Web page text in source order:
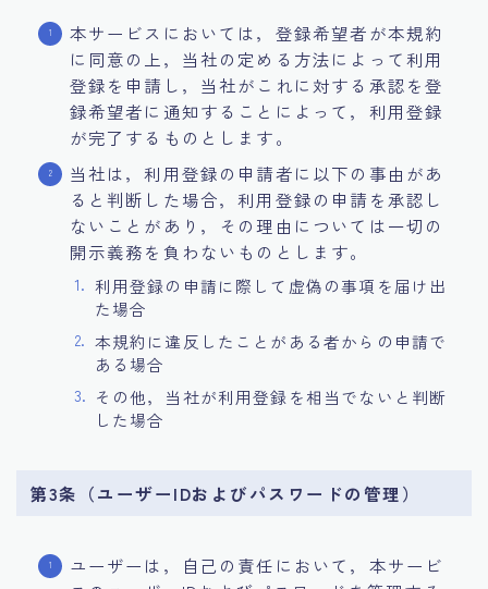
本サービスにおいては，登録希望者が本規約
に同意の上，当社の定める方法によって利用
登録を申請し，当社がこれに対する承認を登
録希望者に通知することによって，利用登録
が完了するものとします。
当社は，利用登録の申請者に以下の事由があ
ると判断した場合，利用登録の申請を承認し
ないことがあり，その理由については一切の
開示義務を負わないものとします。
利用登録の申請に際して虚偽の事項を届け出
た場合
本規約に違反したことがある者からの申請で
ある場合
その他，当社が利用登録を相当でないと判断
した場合
第3条（ユーザーIDおよびパスワードの管理）
ユーザーは，自己の責任において，本サービ